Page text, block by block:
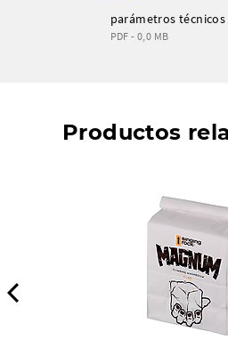
parámetros técnicos
PDF - 0,0 MB
Productos